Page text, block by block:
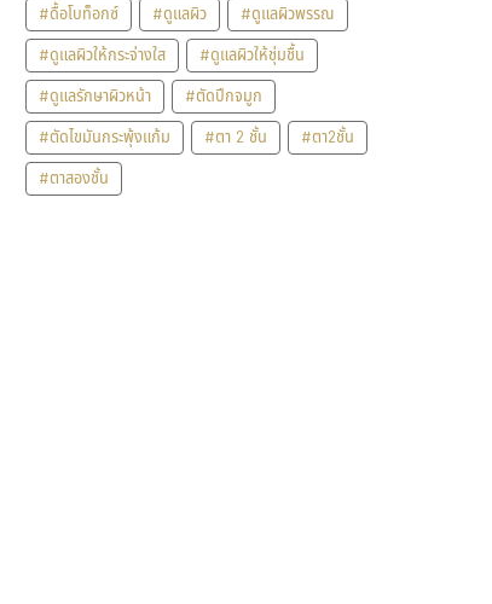
#ดื้อโบท็อกซ์
#ดูแลผิว
#ดูแลผิวพรรณ
#ดูแลผิวให้กระจ่างใส
#ดูแลผิวให้ชุ่มชื้น
#ดูแลรักษาผิวหน้า
#ตัดปีกจมูก
#ตัดไขมันกระพุ้งแก้ม
#ตา 2 ชั้น
#ตา2ชั้น
#ตาสองชั้น